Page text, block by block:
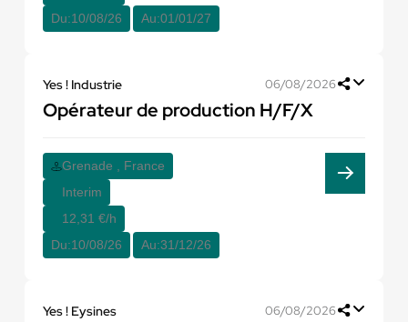
Du:10/08/26 Au:01/01/27
Yes ! Industrie 06/08/2026
Opérateur de production H/F/X
Grenade , France
Interim
12,31 €/h
Du:10/08/26 Au:31/12/26
Yes ! Eysines 06/08/2026